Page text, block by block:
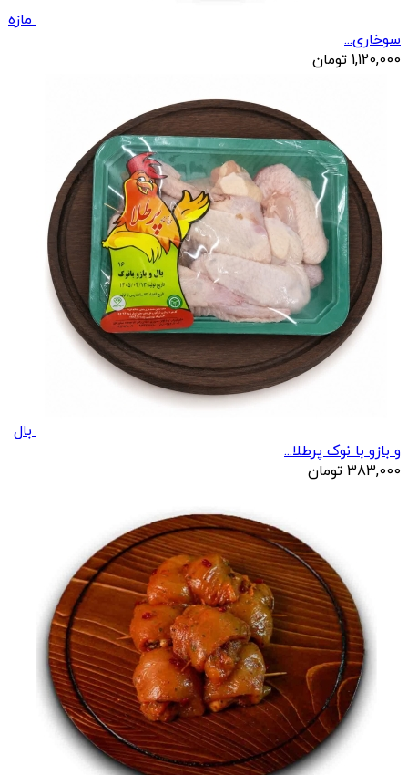
مازه
سوخاری...
1,120,000 تومان
بال
و بازو با نوک پرطلا...
383,000 تومان